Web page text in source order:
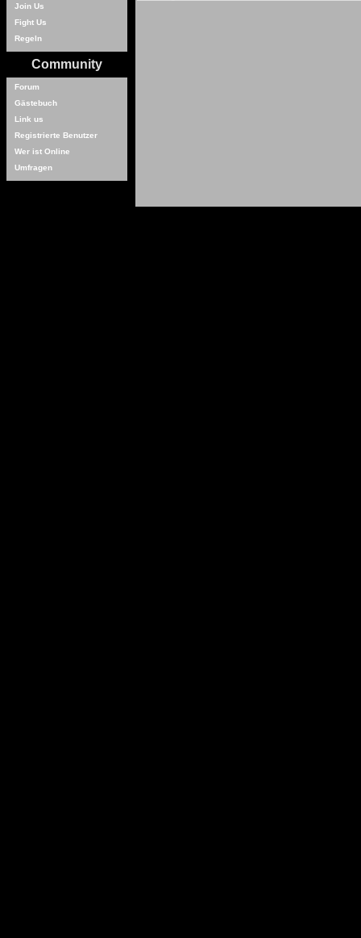
Join Us
Fight Us
Regeln
Community
Forum
Gästebuch
Link us
Registrierte Benutzer
Wer ist Online
Umfragen